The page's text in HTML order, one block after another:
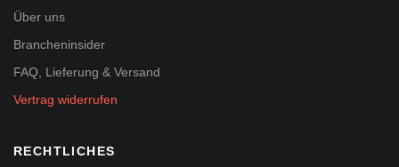
Über uns
Brancheninsider
FAQ, Lieferung & Versand
Vertrag widerrufen
RECHTLICHES